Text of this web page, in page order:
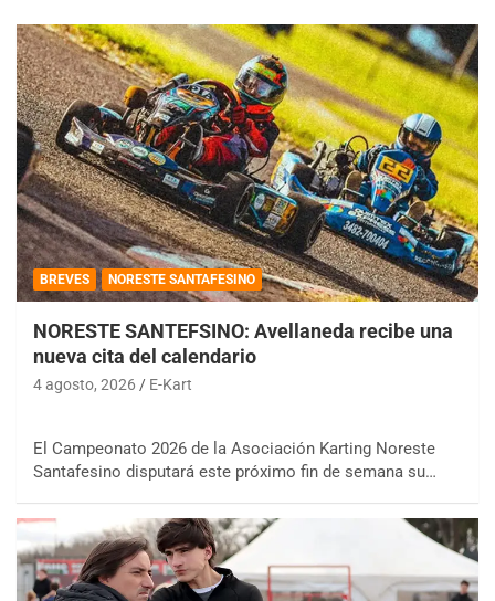
BREVES NORESTE SANTAFESINO
NORESTE SANTEFSINO: Avellaneda recibe una
nueva cita del calendario
4 agosto, 2026 E-Kart
El Campeonato 2026 de la Asociación Karting Noreste
Santafesino disputará este próximo fin de semana su…